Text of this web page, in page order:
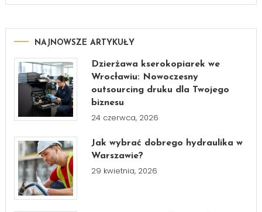
NAJNOWSZE ARTYKUŁY
Dzierżawa kserokopiarek we
Wrocławiu: Nowoczesny
outsourcing druku dla Twojego
biznesu
24 czerwca, 2026
Jak wybrać dobrego hydraulika w
Warszawie?
29 kwietnia, 2026